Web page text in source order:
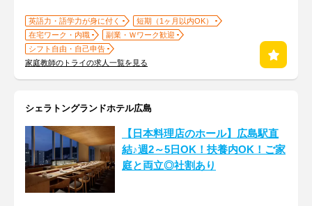
英語力・語学力が身に付く
短期（1ヶ月以内OK）
在宅ワーク・内職
副業・Ｗワーク歓迎
シフト自由・自己申告
家庭教師のトライの求人一覧を見る
シェラトングランドホテル広島
【日本料理店のホール】広島駅直
結♪週2～5日OK！扶養内OK！ご家
庭と両立◎社割あり